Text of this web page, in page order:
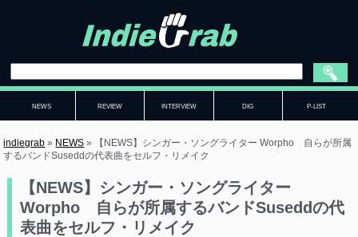
NEWS REVIEW INTERVIEW DIG P-LIST
indiegrab » NEWS »
【NEWS】シンガー・ソングライター Worpho 自らが所属
するバンドSuseddの代表曲をセルフ・リメイク
【NEWS】シンガー・ソングライター
Worpho 自らが所属するバンドSuseddの代
表曲をセルフ・リメイク